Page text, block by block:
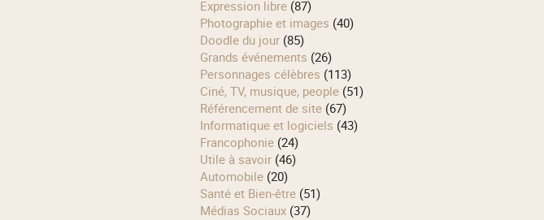
Expression libre(87)
Photographie et images (40)
Doodle du jour(85)
Grands événements (26)
Personnages célèbres (113)
Ciné, TV, musique, people(51)
Référencement de site(67)
Informatique et logiciels (43)
Francophonie(24)
Utile à savoir(46)
Automobile(20)
Santé et Bien-être(51)
Médias Sociaux(37)